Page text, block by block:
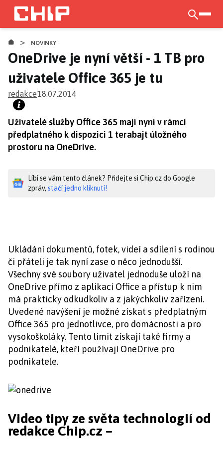
Přejít
hlavnímu
obsahu
> NOVINKY
OneDrive je nyní větší - 1 TB pro
uživatele Office 365 je tu
redakce18.07.2014
Uživatelé služby Office 365 mají nyní v rámci
předplatného k dispozici 1 terabajt úložného
prostoru na OneDrive.
Líbí se vám tento článek? Přidejte si Chip.cz do Google
zpráv, stačí jedno kliknutí!
Ukládání dokumentů, fotek, videí a sdílení s rodinou
či přáteli je tak nyní zase o něco jednodušší.
Všechny své soubory uživatel jednoduše uloží na
OneDrive přímo z aplikací Office a přístup k nim
má prakticky odkudkoliv a z jakýchkoliv zařízení.
Uvedené navýšení je možné získat s předplatným
Office 365 pro jednotlivce, pro domácnosti a pro
vysokoškoláky. Tento limit získají také firmy a
podnikatelé, kteří používají OneDrive pro
podnikatele.
Video tipy ze světa technologií od
redakce Chip.cz –